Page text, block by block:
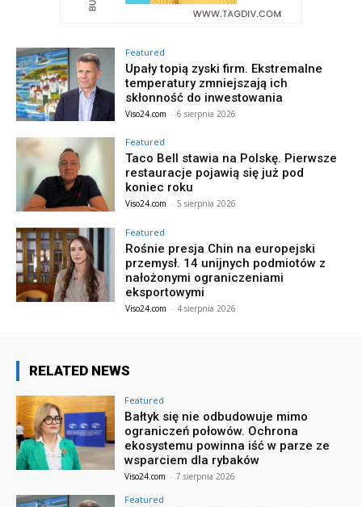
Featured
Upały topią zyski firm. Ekstremalne
temperatury zmniejszają ich
skłonność do inwestowania
Viso24.com - 6 sierpnia 2026
Featured
Taco Bell stawia na Polskę. Pierwsze
restauracje pojawią się już pod
koniec roku
Viso24.com - 5 sierpnia 2026
Featured
Rośnie presja Chin na europejski
przemysł. 14 unijnych podmiotów z
nałożonymi ograniczeniami
eksportowymi
Viso24.com - 4 sierpnia 2026
RELATED NEWS
Featured
Bałtyk się nie odbudowuje mimo
ograniczeń połowów. Ochrona
ekosystemu powinna iść w parze ze
wsparciem dla rybaków
Viso24.com - 7 sierpnia 2026
Featured